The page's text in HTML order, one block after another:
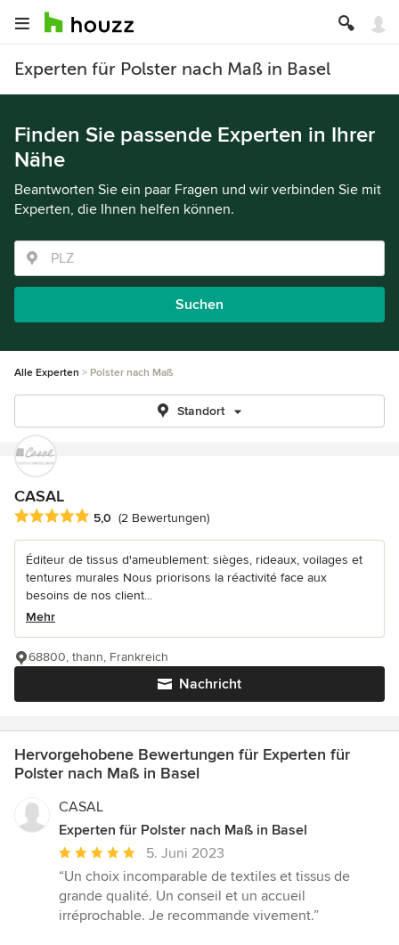
Experten für Polster nach Maß in Basel
Finden Sie passende Experten in Ihrer
Nähe
Beantworten Sie ein paar Fragen und wir verbinden Sie mit
Experten, die Ihnen helfen können.
Suchen
Alle Experten Polster nach Maß
Standort
CASAL
Durchschnittliche Bewertung: 5 von 5 Sternen
5,0 (2 Bewertungen)
Éditeur de tissus d'ameublement: sièges, rideaux, voilages et
tentures murales Nous priorisons la réactivité face aux
besoins de nos client...
Mehr
Nachricht
68800, thann, Frankreich
Hervorgehobene Bewertungen für Experten für
Polster nach Maß in Basel
CASAL
Experten für Polster nach Maß in Basel
Durchschnittliche
Bewertung:
5
von
5. Juni 2023
“Un choix incomparable de textiles et tissus de
grande qualité. Un conseil et un accueil
irréprochable. Je recommande vivement.”